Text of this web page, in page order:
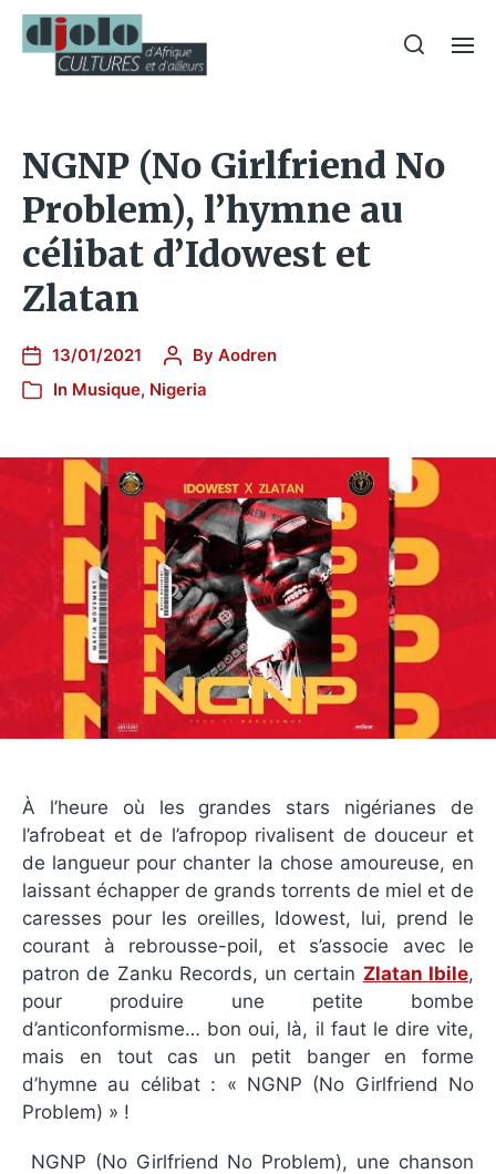
NGNP (No Girlfriend No
Problem), l’hymne au
célibat d’Idowest et
Zlatan
13/01/2021 By Aodren
In Musique, Nigeria
À l’heure où les grandes stars nigérianes de
l’afrobeat et de l’afropop rivalisent de douceur et
de langueur pour chanter la chose amoureuse, en
laissant échapper de grands torrents de miel et de
caresses pour les oreilles, Idowest, lui, prend le
courant à rebrousse-poil, et s’associe avec le
patron de Zanku Records, un certain Zlatan Ibile,
pour produire une petite bombe
d’anticonformisme… bon oui, là, il faut le dire vite,
mais en tout cas un petit banger en forme
d’hymne au célibat : « NGNP (No Girlfriend No
Problem) » !
NGNP (No Girlfriend No Problem), une chanson